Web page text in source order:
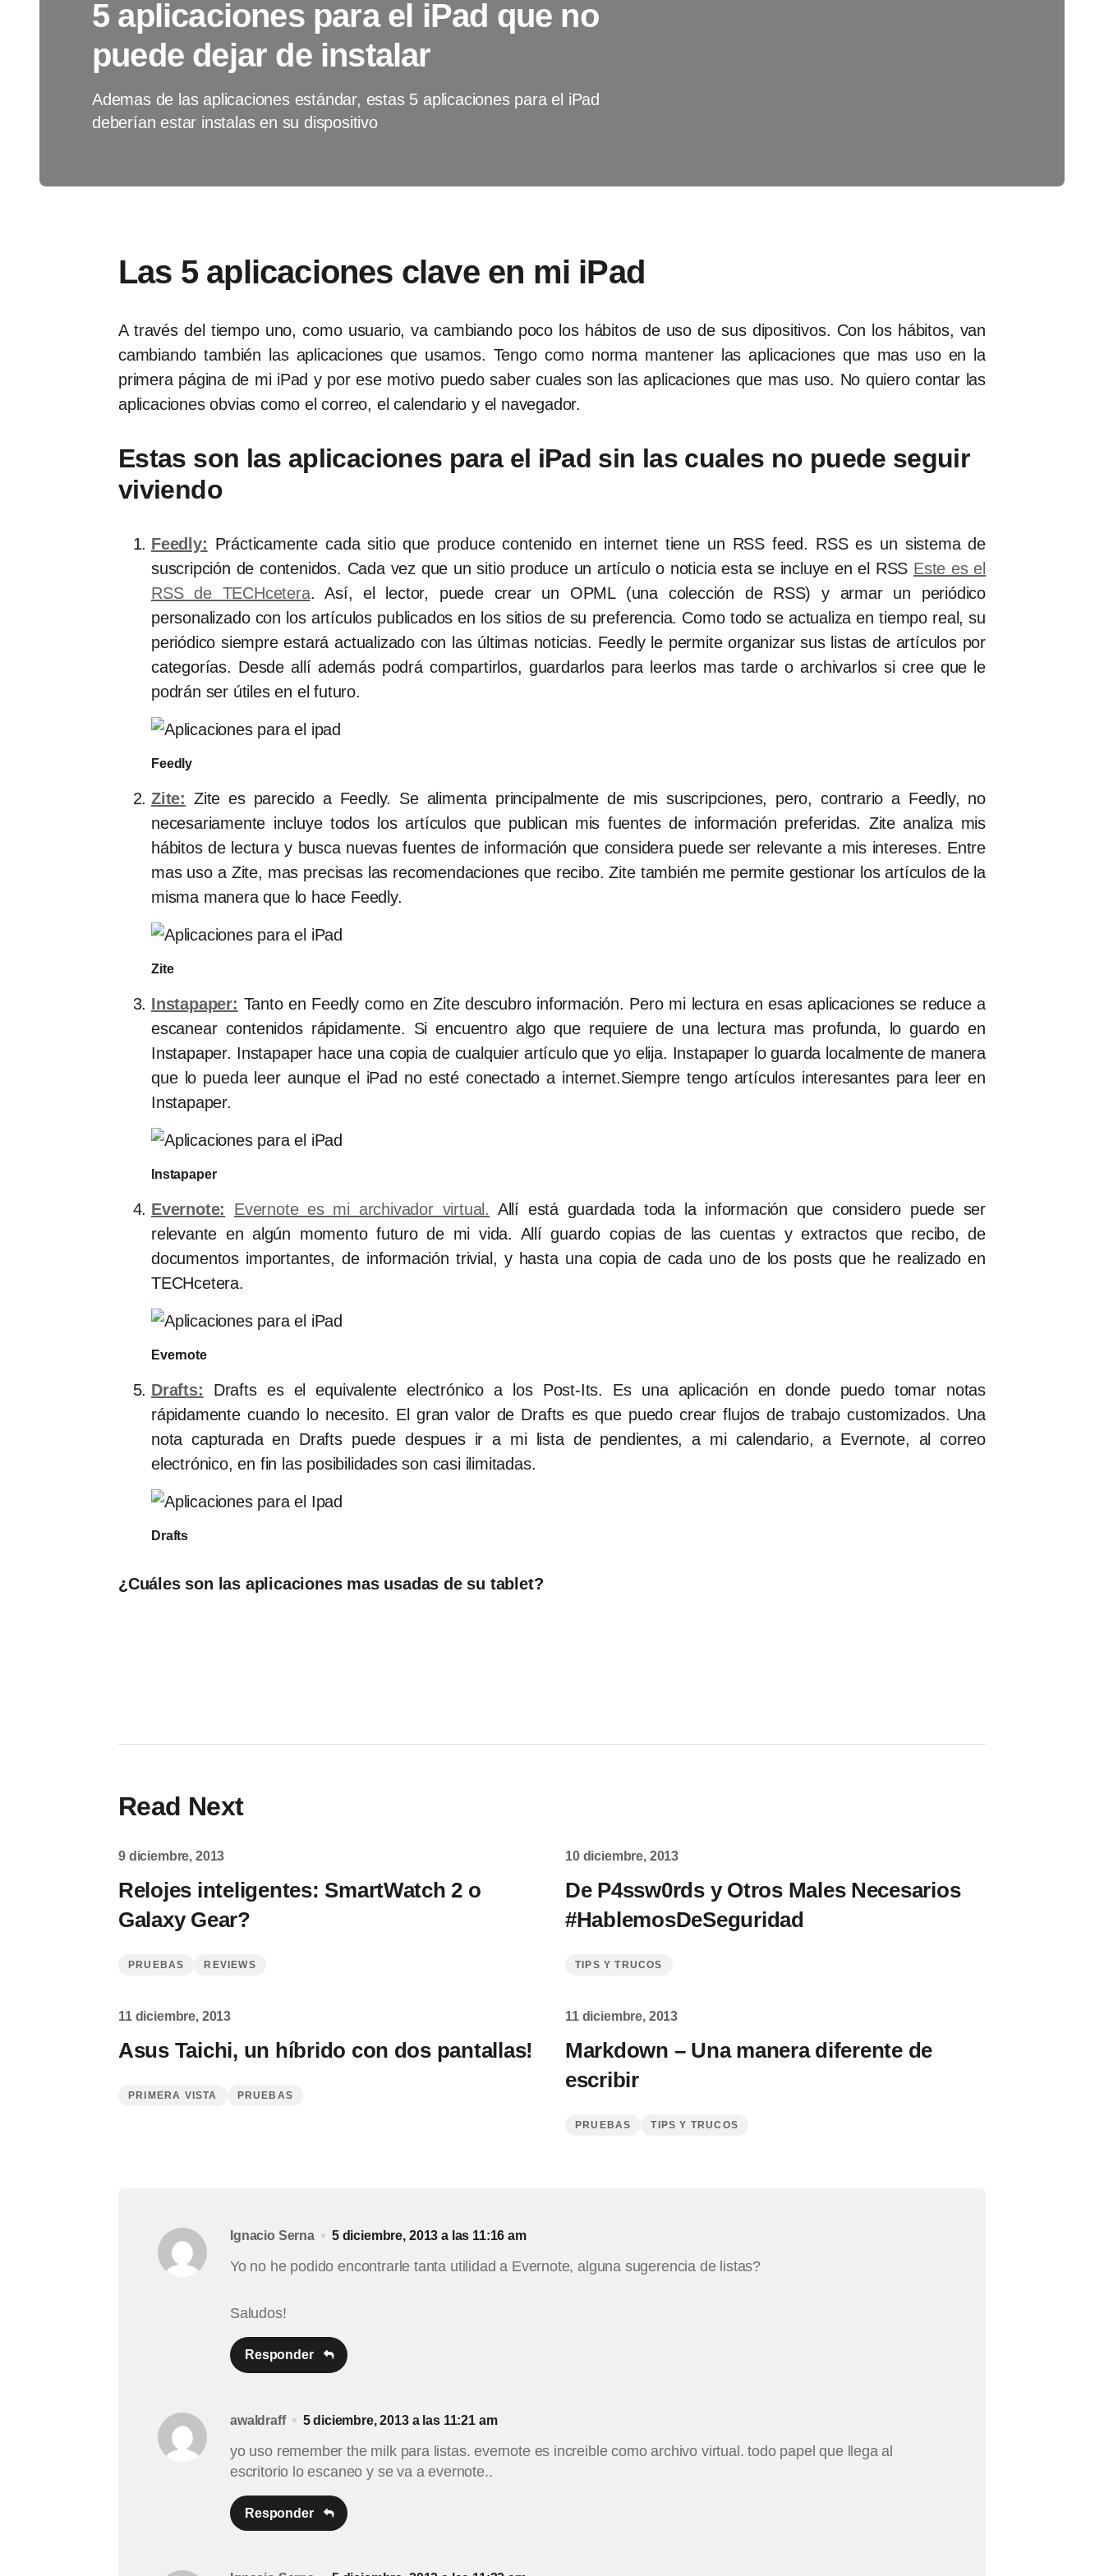
5 aplicaciones para el iPad que no
puede dejar de instalar
Ademas de las aplicaciones estándar, estas 5 aplicaciones para el iPad
deberían estar instalas en su dispositivo
Las 5 aplicaciones clave en mi iPad
A través del tiempo uno, como usuario, va cambiando poco los hábitos de uso de sus dipositivos. Con los hábitos, van
cambiando también las aplicaciones que usamos. Tengo como norma mantener las aplicaciones que mas uso en la
primera página de mi iPad y por ese motivo puedo saber cuales son las aplicaciones que mas uso. No quiero contar las
aplicaciones obvias como el correo, el calendario y el navegador.
Estas son las aplicaciones para el iPad sin las cuales no puede seguir
viviendo
Feedly: Prácticamente cada sitio que produce contenido en internet tiene un RSS feed. RSS es un sistema de
suscripción de contenidos. Cada vez que un sitio produce un artículo o noticia esta se incluye en el RSS Este es el
RSS de TECHcetera. Así, el lector, puede crear un OPML (una colección de RSS) y armar un periódico
personalizado con los artículos publicados en los sitios de su preferencia. Como todo se actualiza en tiempo real, su
periódico siempre estará actualizado con las últimas noticias. Feedly le permite organizar sus listas de artículos por
categorías. Desde allí además podrá compartirlos, guardarlos para leerlos mas tarde o archivarlos si cree que le
podrán ser útiles en el futuro.
Feedly
Zite: Zite es parecido a Feedly. Se alimenta principalmente de mis suscripciones, pero, contrario a Feedly, no
necesariamente incluye todos los artículos que publican mis fuentes de información preferidas. Zite analiza mis
hábitos de lectura y busca nuevas fuentes de información que considera puede ser relevante a mis intereses. Entre
mas uso a Zite, mas precisas las recomendaciones que recibo. Zite también me permite gestionar los artículos de la
misma manera que lo hace Feedly.
Zite
Instapaper: Tanto en Feedly como en Zite descubro información. Pero mi lectura en esas aplicaciones se reduce a
escanear contenidos rápidamente. Si encuentro algo que requiere de una lectura mas profunda, lo guardo en
Instapaper. Instapaper hace una copia de cualquier artículo que yo elija. Instapaper lo guarda localmente de manera
que lo pueda leer aunque el iPad no esté conectado a internet.Siempre tengo artículos interesantes para leer en
Instapaper.
Instapaper
Evernote: Evernote es mi archivador virtual. Allí está guardada toda la información que considero puede ser
relevante en algún momento futuro de mi vida. Allí guardo copias de las cuentas y extractos que recibo, de
documentos importantes, de información trivial, y hasta una copia de cada uno de los posts que he realizado en
TECHcetera.
Evernote
Drafts: Drafts es el equivalente electrónico a los Post-Its. Es una aplicación en donde puedo tomar notas
rápidamente cuando lo necesito. El gran valor de Drafts es que puedo crear flujos de trabajo customizados. Una
nota capturada en Drafts puede despues ir a mi lista de pendientes, a mi calendario, a Evernote, al correo
electrónico, en fin las posibilidades son casi ilimitadas.
Drafts
¿Cuáles son las aplicaciones mas usadas de su tablet?
Read Next
9 diciembre, 2013
Relojes inteligentes: SmartWatch 2 o
Galaxy Gear?
PRUEBAS REVIEWS
10 diciembre, 2013
De P4ssw0rds y Otros Males Necesarios
#HablemosDeSeguridad
TIPS Y TRUCOS
11 diciembre, 2013
Asus Taichi, un híbrido con dos pantallas!
PRIMERA VISTA PRUEBAS
11 diciembre, 2013
Markdown – Una manera diferente de
escribir
PRUEBAS TIPS Y TRUCOS
Ignacio Serna 5 diciembre, 2013 a las 11:16 am
Yo no he podido encontrarle tanta utilidad a Evernote, alguna sugerencia de listas?
Saludos!
Responder
awaldraff 5 diciembre, 2013 a las 11:21 am
yo uso remember the milk para listas. evernote es increible como archivo virtual. todo papel que llega al
escritorio lo escaneo y se va a evernote..
Responder